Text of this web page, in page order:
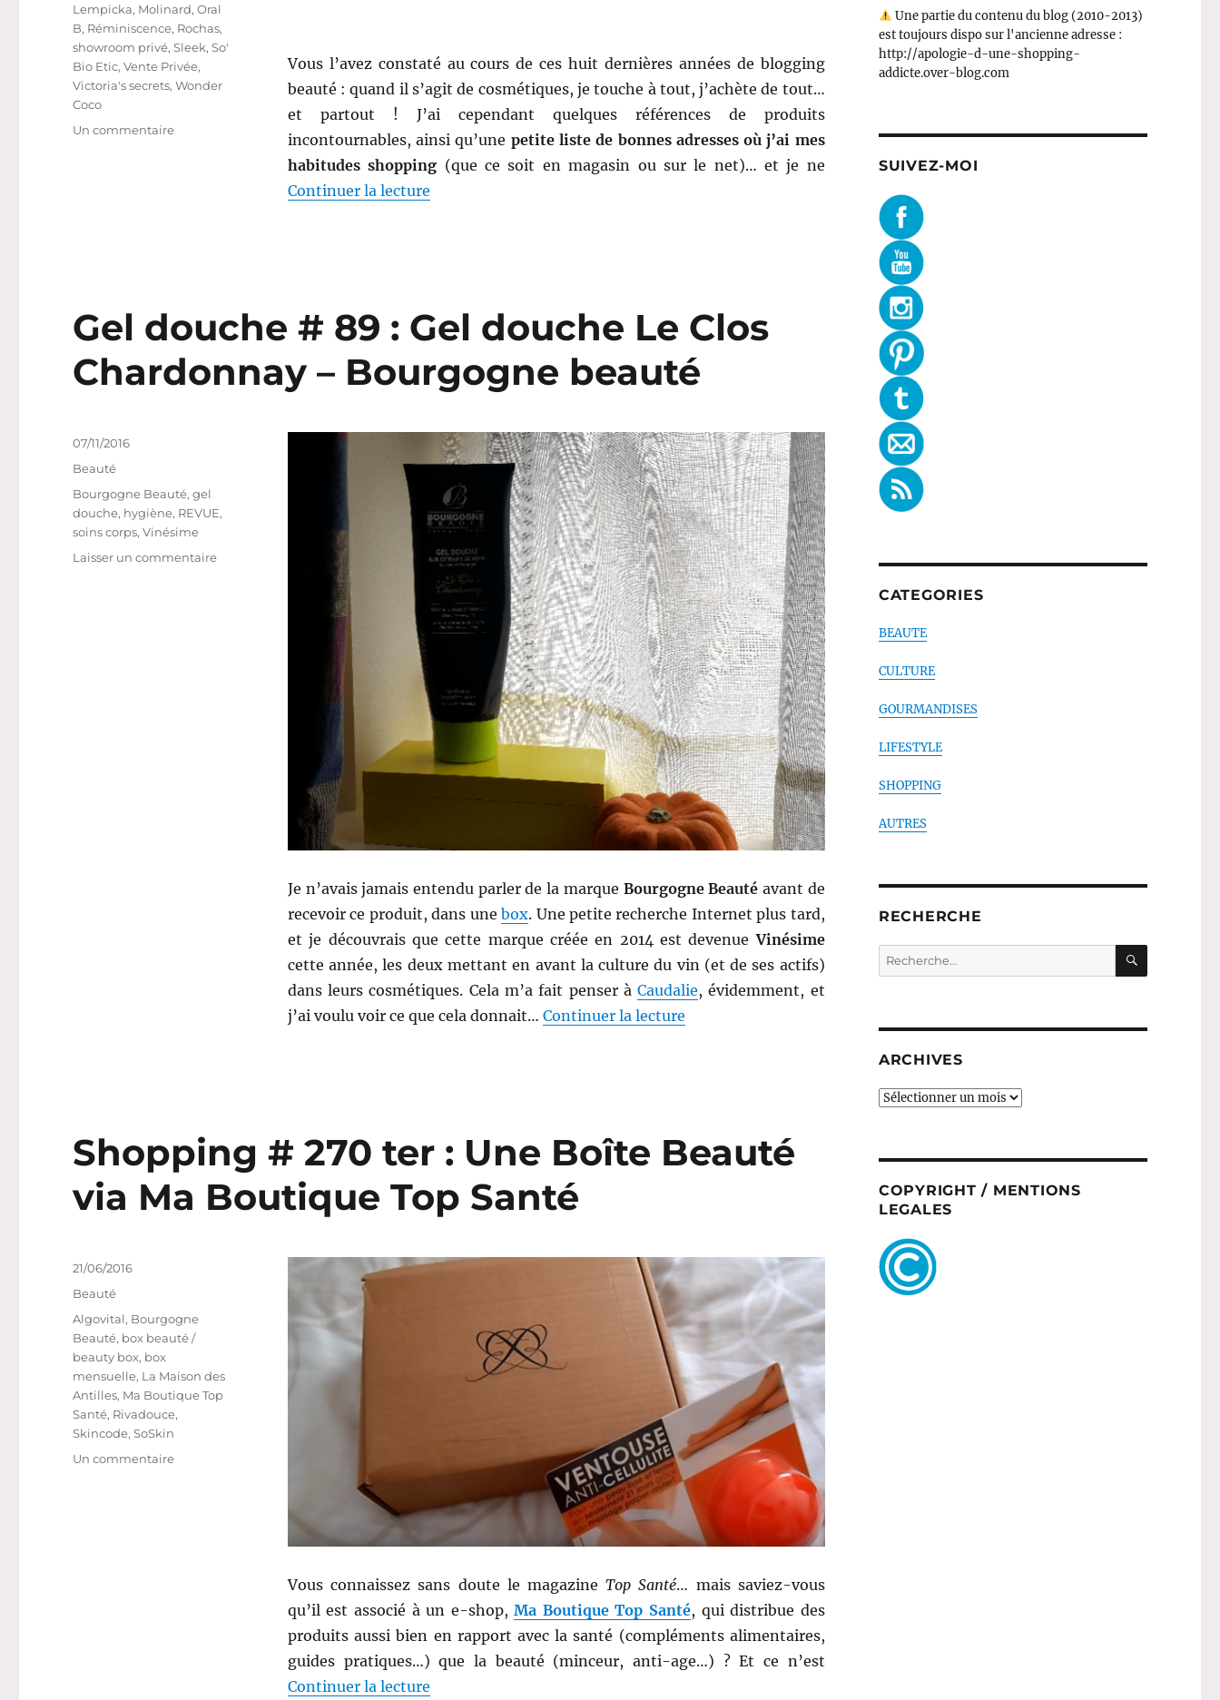
Vous l’avez constaté au cours de ces huit dernières années de blogging
beauté : quand il s’agit de cosmétiques, je touche à tout, j’achète de tout…
et partout ! J’ai cependant quelques références de produits
incontournables, ainsi qu’une petite liste de bonnes adresses où j’ai mes
habitudes shopping (que ce soit en magasin ou sur le net)… et je ne
Continuer la lecturede « Qu’acheter sur les sites de ventes privées beauté ? »
Lempicka, Molinard,Oral
B, Réminiscence, Rochas,
showroom privé,Sleek,So'
Bio Etic,Vente Privée,
Victoria's secrets,Wonder
Coco
Un commentairesur
Gel douche # 89 : Gel douche Le Clos
Chardonnay – Bourgogne beauté
Je n’avais jamais entendu parler de la marque Bourgogne Beauté avant de
recevoir ce produit, dans unebox. Une petite recherche Internet plus tard,
et je découvrais que cette marque créée en 2014 est devenueVinésime
cette année, les deux mettant en avant la culture du vin (et de ses actifs)
dans leurs cosmétiques. Cela m’a fait penser àCaudalie, évidemment, et
j’ai voulu voir ce que cela donnait… Continuer la lecturede « Gel douche # 89 : Gel douche Le Clos Chardonnay – Bourgogne
Publié
07/11/2016
Catégories
Beauté
Étiquettes
Bourgogne Beauté,gel
douche, hygiène, REVUE,
soins corps,Vinésime
Laisser un commentairesur
Shopping # 270 ter : Une Boîte Beauté
via Ma Boutique Top Santé
Vous connaissez sans doute le magazineTop Santé… mais saviez-vous
qu’il est associé à un e-shop,Ma Boutique Top Santé, qui distribue des
produits aussi bien en rapport avec la santé (compléments alimentaires,
guides pratiques…) que la beauté (minceur, anti-age…) ? Et ce n’est
Continuer la lecturede « Shopping # 270 ter : Une Boîte Beauté via Ma Boutique Top Santé »
Publié
21/06/2016
Catégories
Beauté
Étiquettes
Algovital, Bourgogne
Beauté, box beauté /
beauty box, box
mensuelle, La Maison des
Antilles, Ma Boutique Top
Santé, Rivadouce,
Skincode,SoSkin
Un commentairesur
Une partie du contenu du blog (2010-2013)
est toujours dispo sur l'ancienne adresse :
http://apologie-d-une-shopping-
addicte.over-blog.com
SUIVEZ-MOI
CATEGORIES
BEAUTE
CULTURE
GOURMANDISES
LIFESTYLE
SHOPPING
AUTRES
RECHERCHE
Recherche
pour :
ARCHIVES
ARCHIVES
COPYRIGHT / MENTIONS
LEGALES